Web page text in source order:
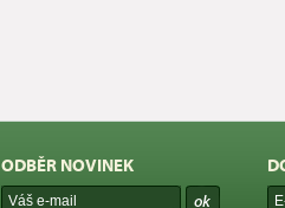
ODBĚR NOVINEK